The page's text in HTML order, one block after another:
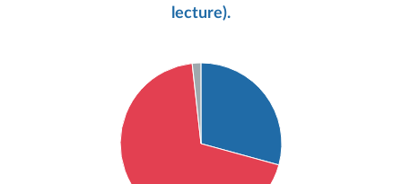
lecture).